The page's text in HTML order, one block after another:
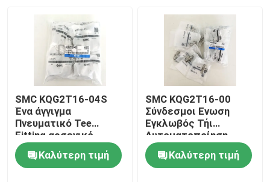
SMC KQG2T16-04S
Ένα άγγιγμα
Πνευματικό Tee
Fitting αρσενικό
Τριχόπλευρο Αγκώνα
SUS316Καλύτερη τιμή
SMC KQG2T16-00
Σύνδεσμοι Ενωση
Εγκλωβός Τήι
Αυτοματοποίηση
Βιομηχανία
Καλύτερη τιμή